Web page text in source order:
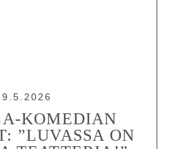
KOMEDIAN
”LUVASSA ON